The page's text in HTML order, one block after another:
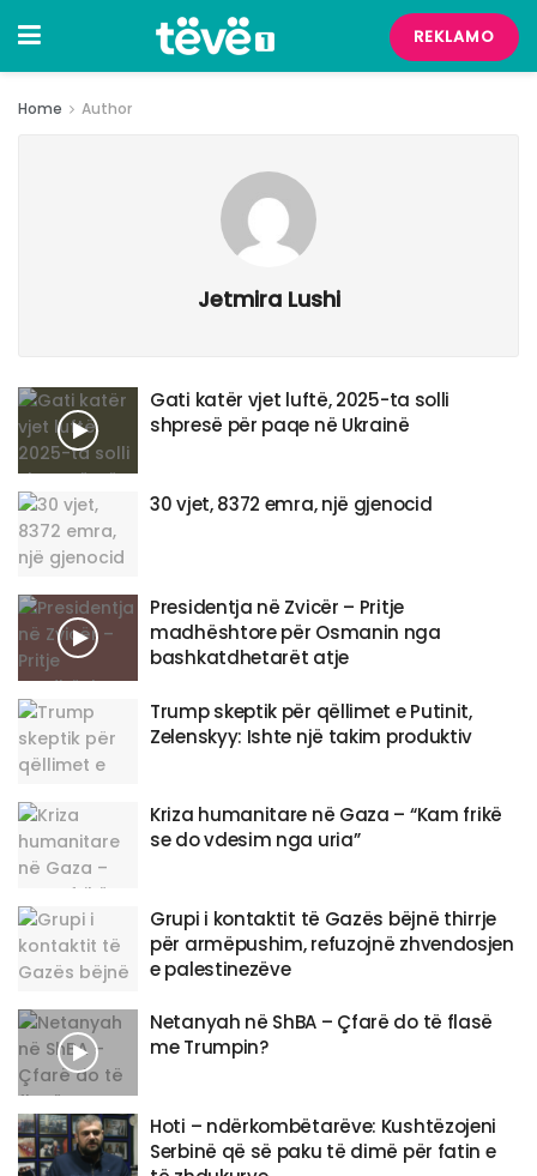
REKLAMO
Home Author
Jetmira Lushi
Gati katër vjet luftë, 2025-ta solli
shpresë për paqe në Ukrainë
30 vjet, 8372 emra, një gjenocid
Presidentja në Zvicër – Pritje
madhështore për Osmanin nga
bashkatdhetarët atje
Trump skeptik për qëllimet e Putinit,
Zelenskyy: Ishte një takim produktiv
Kriza humanitare në Gaza – “Kam frikë
se do vdesim nga uria”
Grupi i kontaktit të Gazës bëjnë thirrje
për armëpushim, refuzojnë zhvendosjen
e palestinezëve
Netanyah në ShBA – Çfarë do të flasë
me Trumpin?
Hoti – ndërkombëtarëve: Kushtëzojeni
Serbinë që së paku të dimë për fatin e